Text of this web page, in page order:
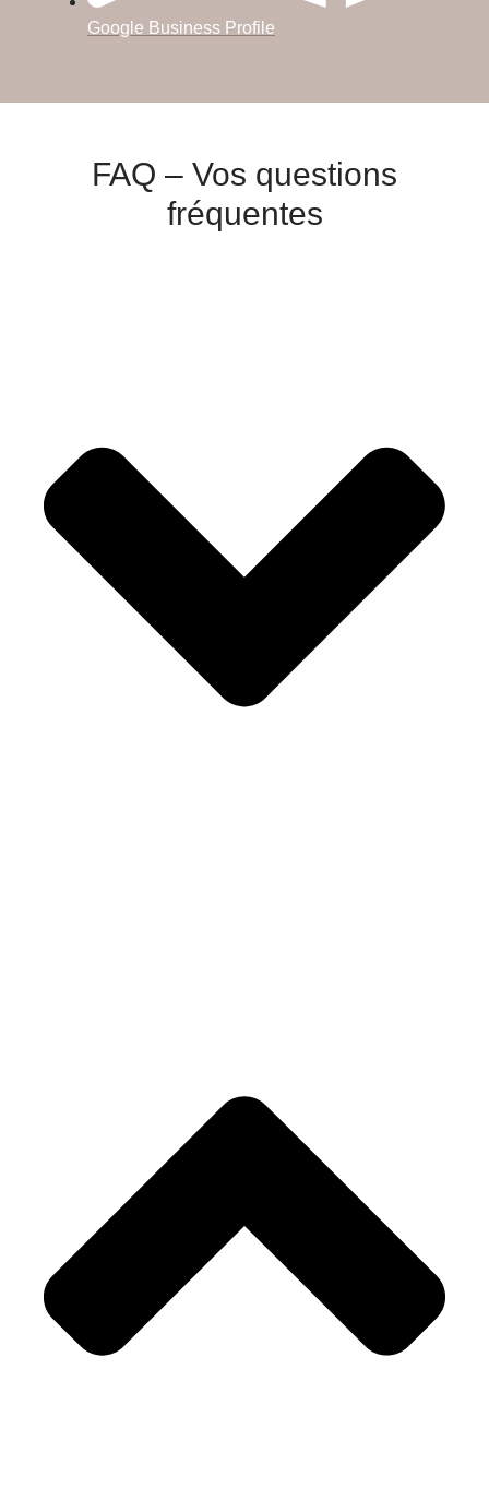
Google Business Profile
FAQ – Vos questions
fréquentes